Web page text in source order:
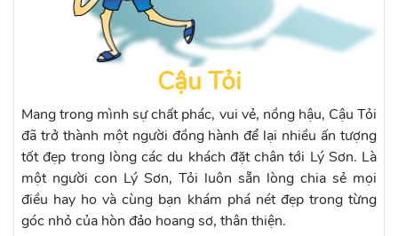
Cậu Tỏi
Mang trong mình sự chất phác, vui vẻ, nồng hậu, Cậu Tỏi
đã trở thành một người đồng hành để lại nhiều ấn tượng
tốt đẹp trong lòng các du khách đặt chân tới Lý Sơn. Là
một người con Lý Sơn, Tỏi luôn sẵn lòng chia sẻ mọi
điều hay ho và cùng bạn khám phá nét đẹp trong từng
góc nhỏ của hòn đảo hoang sơ, thân thiện.